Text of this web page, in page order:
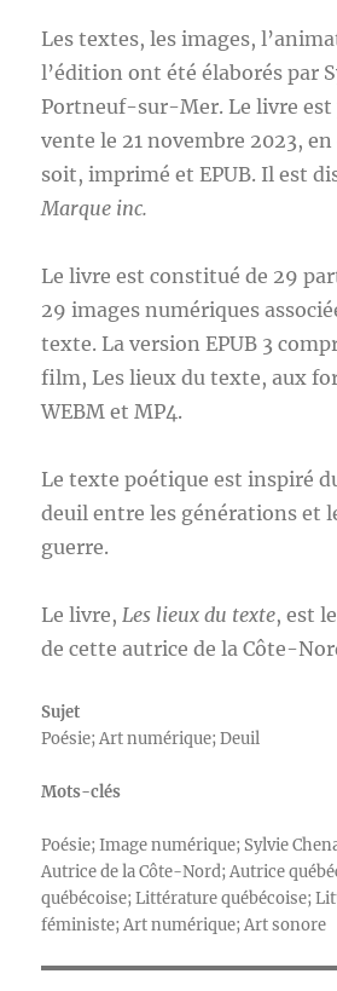
Les textes, les images,
l’édition ont été élaborés par
Portneuf-sur-Mer. Le livre est
vente le 21 novembre 2023,
soit, imprimé et EPUB. Il est
Marque inc.
Le livre est constitué de 29
29 images numériques
texte. La version EPUB 3
film, Les lieux du texte, aux
WEBM et MP4.
Le texte poétique est inspiré
deuil entre les générations et
guerre.
Le livre, Les lieux du texte, est
de cette autrice de la Côte-
Sujet
Poésie; Art numérique; Deuil
Mots-clés
Poésie; Image numérique; Sylvie
Autrice de la Côte-Nord; Autrice
québécoise; Littérature québécoise;
féministe; Art numérique; Art sonore